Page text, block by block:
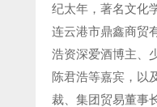
纪太年，著名文化
连云港市鼎鑫商贸
浩资深爱酒博主、
陈君浩等嘉宾，以
裁、集团贸易董事